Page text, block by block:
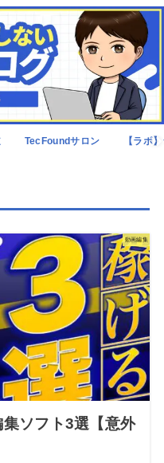
TecFoundサロン 【ラボ
動画編集
ソフト3選【意外